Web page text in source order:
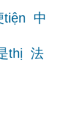
tiện 中
thị 法